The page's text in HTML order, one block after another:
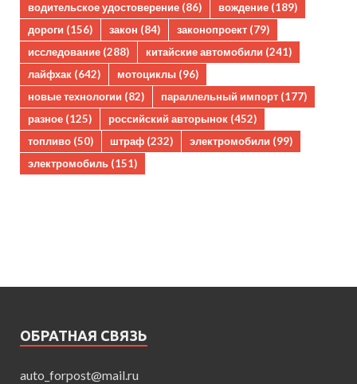
водительское удостоверение (86) вождение (189)
дороги (156) закон (84) законопроект (79)
исследование (288) китайские автомобили (241)
лайфхак (642) мотоциклы (96)
новые технологии (82) параллельный импорт (177)
разное (125) российский авторынок (452)
топливо (50) штраф (232) электромобили (99)
электромобиль (151)
ОБРАТНАЯ СВЯЗЬ
auto_forpost@mail.ru